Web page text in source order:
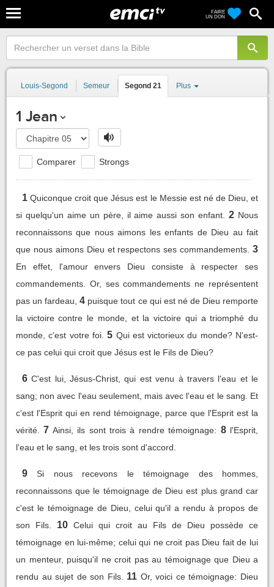
FAIRE
UN DON
Louis-Segond Semeur Segond 21 Plus
1 Jean
Comparer Strongs
1 Quiconque croit que Jésus est le Messie est né de Dieu, et
si quelqu'un aime un père, il aime aussi son enfant.
2 Nous
reconnaissons que nous aimons les enfants de Dieu au fait
que nous aimons Dieu et respectons ses commandements. 3
En effet, l'amour envers Dieu consiste à respecter ses
commandements. Or, ses commandements ne représentent
pas un fardeau, 4 puisque tout ce qui est né de Dieu remporte
la victoire contre le monde, et la victoire qui a triomphé du
monde, c'est votre foi. 5 Qui est victorieux du monde? N'est-
ce pas celui qui croit que Jésus est le Fils de Dieu?
6 C'est lui, Jésus-Christ, qui est venu à travers l'eau et le
sang; non avec l'eau seulement, mais avec l'eau et le sang. Et
c'est l'Esprit qui en rend témoignage, parce que l'Esprit est la
vérité.
7 Ainsi, ils sont trois à rendre témoignage: 8 l'Esprit,
l'eau et le sang, et les trois sont d'accord.
9
Si nous recevons le témoignage des hommes,
reconnaissons que le témoignage de Dieu est plus grand car
c'est le témoignage de Dieu, celui qu'il a rendu à propos de
son Fils.
10 Celui qui croit au Fils de Dieu possède ce
témoignage en lui-même; celui qui ne croit pas Dieu fait de lui
un menteur, puisqu'il ne croit pas au témoignage que Dieu a
rendu au sujet de son Fils.
11 Or, voici ce témoignage: Dieu